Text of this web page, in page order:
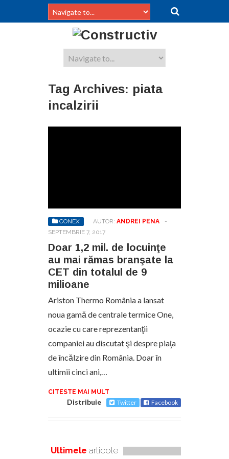
Tag Archives: piata
incalzirii
CONEX AUTOR: ANDREI PENA
-
SEPTEMBRIE 7, 2017
Doar 1,2 mil. de locuinţe
au mai rămas branşate la
CET din totalul de 9
milioane
Ariston Thermo România a lansat
noua gamă de centrale termice One,
ocazie cu care reprezentanţii
companiei au discutat şi despre piaţa
de încălzire din România. Doar în
ultimii cinci ani,…
CITESTE MAI MULT
Distribuie Twitter Facebook
Ultimele articole